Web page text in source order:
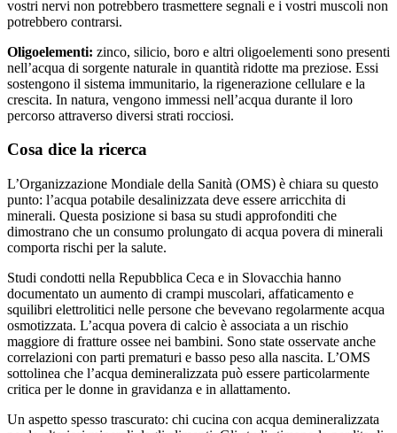
vostri nervi non potrebbero trasmettere segnali e i vostri muscoli non
potrebbero contrarsi.
Oligoelementi: zinco, silicio, boro e altri oligoelementi sono presenti
nell’acqua di sorgente naturale in quantità ridotte ma preziose. Essi
sostengono il sistema immunitario, la rigenerazione cellulare e la
crescita. In natura, vengono immessi nell’acqua durante il loro
percorso attraverso diversi strati rocciosi.
Cosa dice la ricerca
L’Organizzazione Mondiale della Sanità (OMS) è chiara su questo
punto: l’acqua potabile desalinizzata deve essere arricchita di
minerali. Questa posizione si basa su studi approfonditi che
dimostrano che un consumo prolungato di acqua povera di minerali
comporta rischi per la salute.
Studi condotti nella Repubblica Ceca e in Slovacchia hanno
documentato un aumento di crampi muscolari, affaticamento e
squilibri elettrolitici nelle persone che bevevano regolarmente acqua
osmotizzata. L’acqua povera di calcio è associata a un rischio
maggiore di fratture ossee nei bambini. Sono state osservate anche
correlazioni con parti prematuri e basso peso alla nascita. L’OMS
sottolinea che l’acqua demineralizzata può essere particolarmente
critica per le donne in gravidanza e in allattamento.
Un aspetto spesso trascurato: chi cucina con acqua demineralizzata